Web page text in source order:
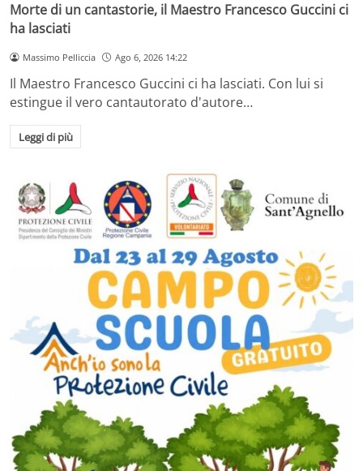
Morte di un cantastorie, il Maestro Francesco Guccini ci
ha lasciati
Massimo Pelliccia Ago 6, 2026 14:22
Il Maestro Francesco Guccini ci ha lasciati. Con lui si
estingue il vero cantautorato d'autore…
Leggi di più